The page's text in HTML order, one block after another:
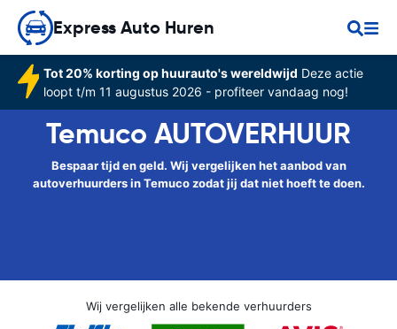
Express Auto Huren
Tot 20% korting op huurauto's wereldwijd Deze actie
loopt t/m 11 augustus 2026 - profiteer vandaag nog!
Temuco AUTOVERHUUR
Bespaar tijd en geld. Wij vergelijken het aanbod van
autoverhuurders in Temuco zodat jij dat niet hoeft te doen.
Wij vergelijken alle bekende verhuurders